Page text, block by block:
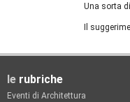
Una sorta
Il
le rubriche
Eventi di Architettura